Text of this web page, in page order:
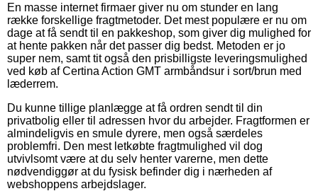
En masse internet firmaer giver nu om stunder en lang
række forskellige fragtmetoder. Det mest populære er nu om
dage at få sendt til en pakkeshop, som giver dig mulighed for
at hente pakken når det passer dig bedst. Metoden er jo
super nem, samt tit også den prisbilligste leveringsmulighed
ved køb af Certina Action GMT armbåndsur i sort/brun med
læderrem.
Du kunne tillige planlægge at få ordren sendt til din
privatbolig eller til adressen hvor du arbejder. Fragtformen er
almindeligvis en smule dyrere, men også særdeles
problemfri. Den mest letkøbte fragtmulighed vil dog
utvivlsomt være at du selv henter varerne, men dette
nødvendiggør at du fysisk befinder dig i nærheden af
webshoppens arbejdslager.